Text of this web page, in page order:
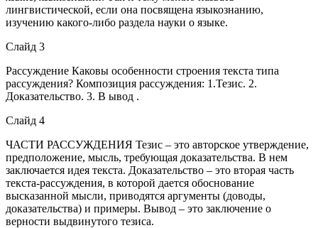
лингвистической, если она посвящена языкознанию,
изучению какого-либо раздела науки о языке.
Слайд 3
Рассуждение Каковы особенности строения текста типа
рассуждения? Композиция рассуждения: 1.Тезис. 2.
Доказательство. 3. В ывод .
Слайд 4
ЧАСТИ РАССУЖДЕНИЯ Тезис – это авторское утверждение,
предположение, мысль, требующая доказательства. В нем
заключается идея текста. Доказательство – это вторая часть
текста-рассуждения, в которой дается обоснование
высказанной мысли, приводятся аргументы (доводы,
доказательства) и примеры. Вывод – это заключение о
верности выдвинутого тезиса.